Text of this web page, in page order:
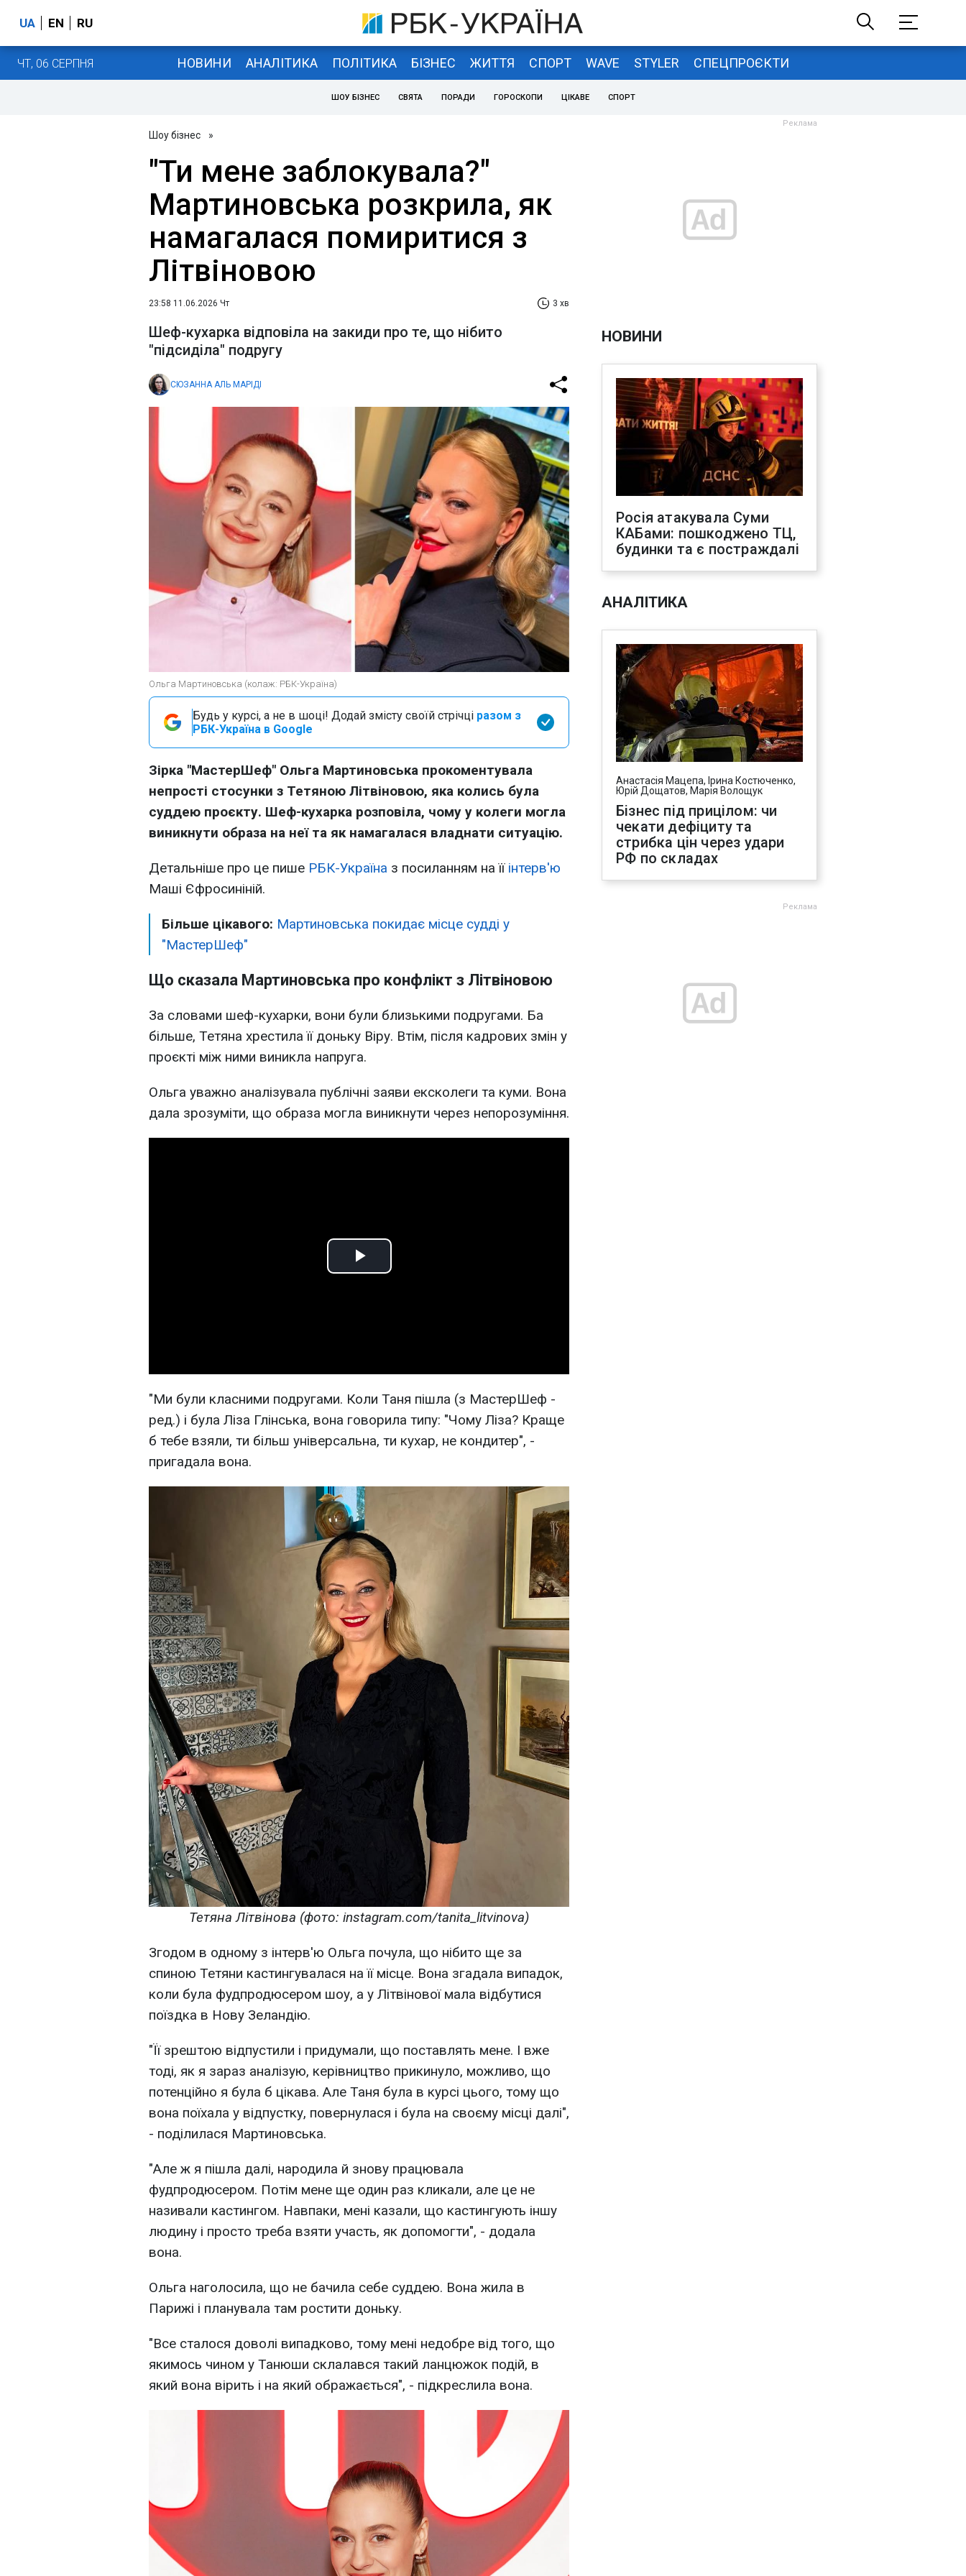
UA EN RU
ЧТ, 06 СЕРПНЯ НОВИНИ АНАЛІТИКА ПОЛІТИКА БІЗНЕС ЖИТТЯ СПОРТ WAVE STYLER СПЕЦПРОЄКТИ
ШОУ БІЗНЕС СВЯТА ПОРАДИ ГОРОСКОПИ ЦІКАВЕ СПОРТ
Шоу бізнес »
"Ти мене заблокувала?"
Мартиновська розкрила, як
намагалася помиритися з
Літвіновою
23:58 11.06.2026 Чт 3 хв
Шеф-кухарка відповіла на закиди про те, що нібито
"підсиділа" подругу
СЮЗАННА АЛЬ МАРІДІ
Ольга Мартиновська (колаж: РБК-Україна)
Будь у курсі, а не в шоці! Додай змісту своїй стрічці разом з
РБК-Україна в Google
Зірка "МастерШеф" Ольга Мартиновська прокоментувала
непрості стосунки з Тетяною Літвіновою, яка колись була
суддею проєкту. Шеф-кухарка розповіла, чому у колеги могла
виникнути образа на неї та як намагалася владнати ситуацію.
Детальніше про це пише РБК-Україна з посиланням на її інтерв'ю
Маші Єфросиніній.
Більше цікавого: Мартиновська покидає місце судді у
"МастерШеф"
Що сказала Мартиновська про конфлікт з Літвіновою
За словами шеф-кухарки, вони були близькими подругами. Ба
більше, Тетяна хрестила її доньку Віру. Втім, після кадрових змін у
проєкті між ними виникла напруга.
Ольга уважно аналізувала публічні заяви ексколеги та куми. Вона
дала зрозуміти, що образа могла виникнути через непорозуміння.
Play
"Ми були класними подругами. Коли Таня пішла (з МастерШеф -
ред.) і була Ліза Глінська, вона говорила типу: "Чому Ліза? Краще
б тебе взяли, ти більш універсальна, ти кухар, не кондитер", -
пригадала вона.
Тетяна Літвінова (фото: instagram.com/tanita_litvinova)
Згодом в одному з інтерв'ю Ольга почула, що нібито ще за
спиною Тетяни кастингувалася на її місце. Вона згадала випадок,
коли була фудпродюсером шоу, а у Літвінової мала відбутися
поїздка в Нову Зеландію.
"Її зрештою відпустили і придумали, що поставлять мене. І вже
тоді, як я зараз аналізую, керівництво прикинуло, можливо, що
потенційно я була б цікава. Але Таня була в курсі цього, тому що
вона поїхала у відпустку, повернулася і була на своєму місці далі",
- поділилася Мартиновська.
"Але ж я пішла далі, народила й знову працювала
фудпродюсером. Потім мене ще один раз кликали, але це не
називали кастингом. Навпаки, мені казали, що кастингують іншу
людину і просто треба взяти участь, як допомогти", - додала
вона.
Ольга наголосила, що не бачила себе суддею. Вона жила в
Парижі і планувала там ростити доньку.
"Все сталося доволі випадково, тому мені недобре від того, що
якимось чином у Танюши склалався такий ланцюжок подій, в
який вона вірить і на який ображається", - підкреслила вона.
НОВИНИ
Росія атакувала Суми
КАБами: пошкоджено ТЦ,
будинки та є постраждалі
АНАЛІТИКА
Анастасія Мацепа, Ірина Костюченко,
Юрій Дощатов, Марія Волощук
Бізнес під прицілом: чи
чекати дефіциту та
стрибка цін через удари
РФ по складах